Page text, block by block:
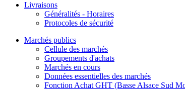
Livraisons
Généralités - Horaires
Protocoles de sécurité
Marchés publics
Cellule des marchés
Groupements d'achats
Marchés en cours
Données essentielles des marchés
Fonction Achat GHT (Basse Alsace Sud